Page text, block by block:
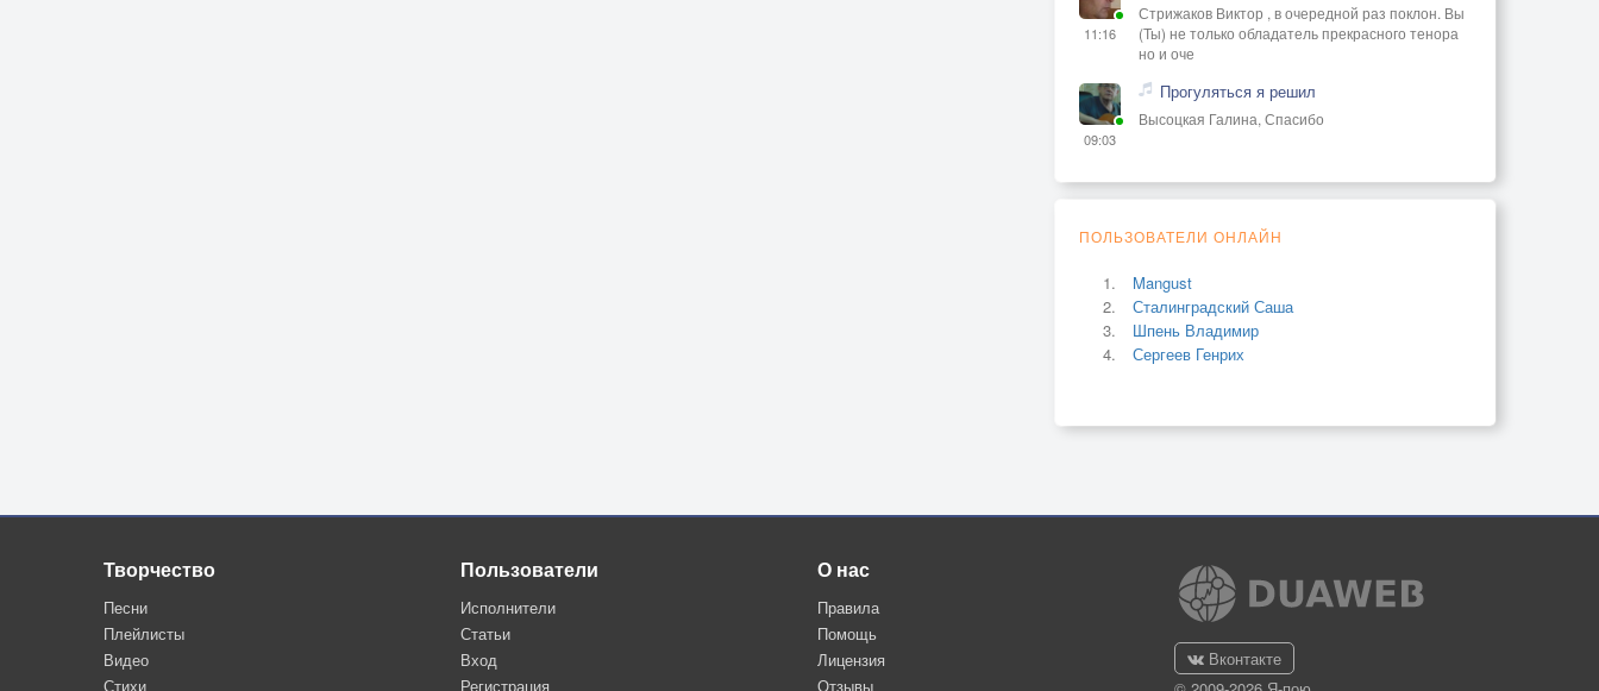
11:16
Стрижаков Виктор , в очередной раз поклон. Вы
(Ты) не только обладатель прекрасного тенора
но и оче
09:03
Прогуляться я решил
Высоцкая Галина, Спасибо
ПОЛЬЗОВАТЕЛИ ОНЛАЙН
Mangust
Сталинградский Саша
Шпень Владимир
Сергеев Генрих
Творчество
Песни
Плейлисты
Видео
Стихи
Пользователи
Исполнители
Статьи
Вход
Регистрация
О нас
Правила
Помощь
Лицензия
Отзывы
Вконтакте